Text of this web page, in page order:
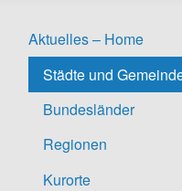
Aktuelles – Home
Städte und
Bundesländer
Regionen
Kurorte